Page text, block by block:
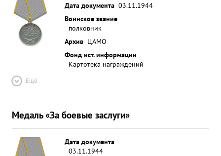
Дата документа 03.11.1944
Воинское звание
полковник
Архив ЦАМО
Фонд ист. информации
Картотека награждений
Ещё
Медаль «За боевые заслуги»
Дата документа
03.11.1944